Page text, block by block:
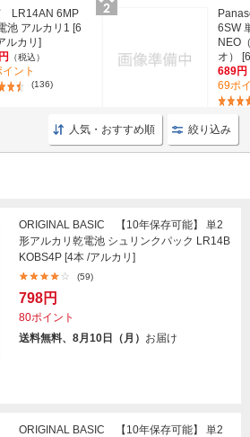
LR14AN 6MP
池 アルカリ1 [6
ルカリ]
（税込）
ント
(136)
6SW
NEO
オ）
689円
69ポ
人気・おすすめ順 絞り込み
ORIGINAL BASIC 【10年保存可能】 単2
形アルカリ乾電池 シュリンクパック LR14B
KOBS4P [4本 /アルカリ]
(59)
798円
80ポイント
送料無料、8月10日（月） お届け
ORIGINAL BASIC 【10年保存可能】 単2